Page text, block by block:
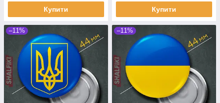
Купити Купити
–11% –11%